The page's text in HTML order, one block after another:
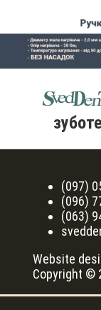
(097)
(096)
(063)
Website
Copyright ©